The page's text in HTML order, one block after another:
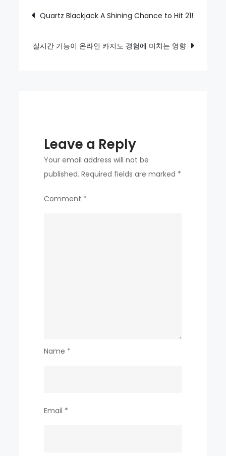
인
페
카
지
노
비
Post
navigation
Quartz Blackjack A Shining Chance to Hit 21!
실시간 기능이 온라인 카지노 경험에 미치는 영향
Leave a Reply
Your email address will not be
published. Required fields are marked *
Comment *
Name *
Email *